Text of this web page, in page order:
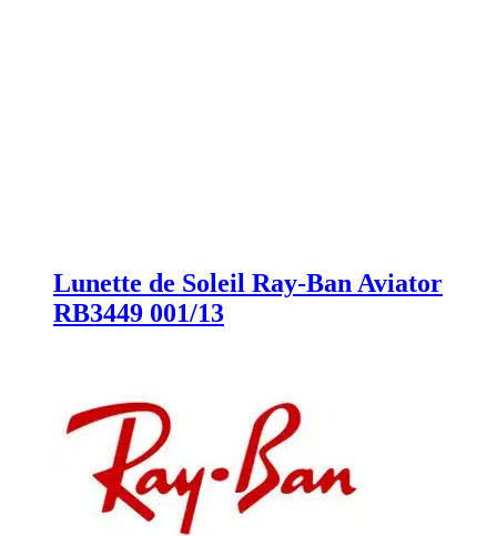
Lunette de Soleil Ray-Ban Aviator
RB3449 001/13